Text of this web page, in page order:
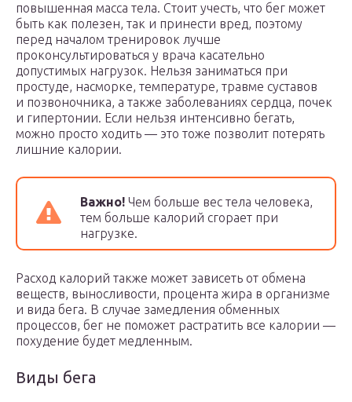
повышенная масса тела. Стоит учесть, что бег может
быть как полезен, так и принести вред, поэтому
перед началом тренировок лучше
проконсультироваться у врача касательно
допустимых нагрузок. Нельзя заниматься при
простуде, насморке, температуре, травме суставов
и позвоночника, а также заболеваниях сердца, почек
и гипертонии. Если нельзя интенсивно бегать,
можно просто ходить — это тоже позволит потерять
лишние калории.
Важно! Чем больше вес тела человека,
тем больше калорий сгорает при
нагрузке.
Расход калорий также может зависеть от обмена
веществ, выносливости, процента жира в организме
и вида бега. В случае замедления обменных
процессов, бег не поможет растратить все калории —
похудение будет медленным.
Виды бега